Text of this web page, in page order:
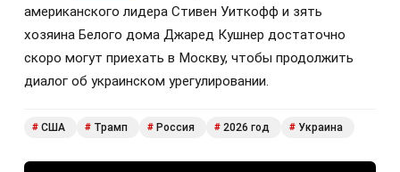
американского лидера Стивен Уиткофф и зять
хозяина Белого дома Джаред Кушнер достаточно
скоро могут приехать в Москву, чтобы продолжить
диалог об украинском урегулировании.
# США # Трамп # Россия # 2026 год # Украина